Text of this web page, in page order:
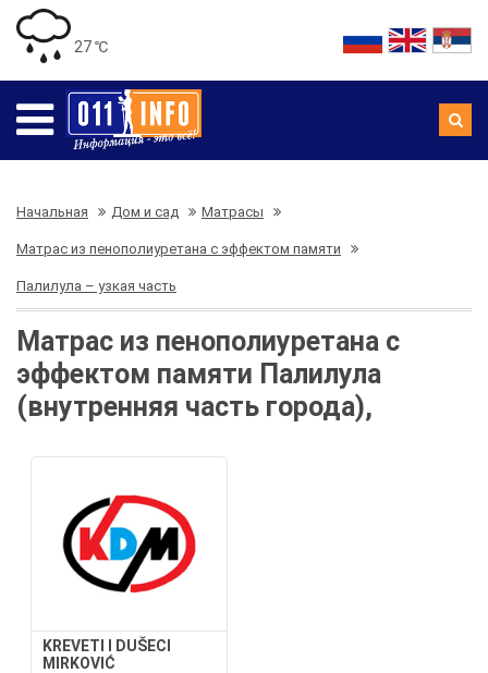
27 ℃
Начальная Дом и сад Матрасы
Матрас из пенополиуретана с эффектом памяти
Палилула – узкая часть
Матрас из пенополиуретана с
эффектом памяти Палилула
(внутренняя часть города),
KREVETI I DUŠECI
MIRKOVIĆ